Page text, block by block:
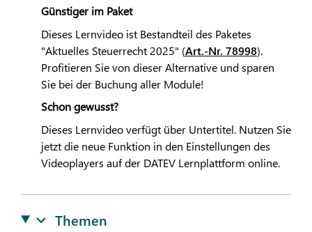
Günstiger im Paket
Dieses Lernvideo ist Bestandteil des Paketes
"Aktuelles Steuerrecht 2025" (Art.-Nr. 78998).
Profitieren Sie von dieser Alternative und sparen
Sie bei der Buchung aller Module!
Schon gewusst?
Dieses Lernvideo verfügt über Untertitel. Nutzen Sie
jetzt die neue Funktion in den Einstellungen des
Videoplayers auf der DATEVLernplattform online.
Themen